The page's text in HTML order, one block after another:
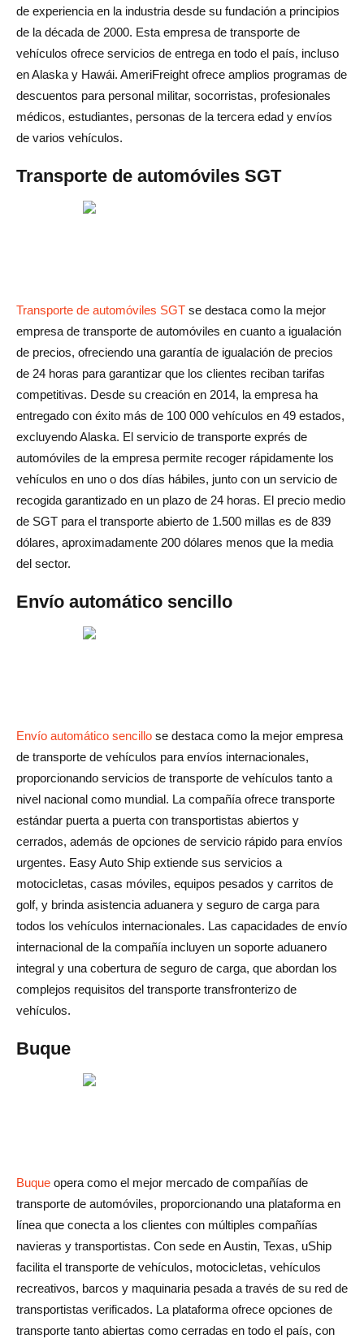
de experiencia en la industria desde su fundación a principios
de la década de 2000. Esta empresa de transporte de
vehículos ofrece servicios de entrega en todo el país, incluso
en Alaska y Hawái. AmeriFreight ofrece amplios programas de
descuentos para personal militar, socorristas, profesionales
médicos, estudiantes, personas de la tercera edad y envíos
de varios vehículos.
Transporte de automóviles SGT
Transporte de automóviles SGT se destaca como la mejor
empresa de transporte de automóviles en cuanto a igualación
de precios, ofreciendo una garantía de igualación de precios
de 24 horas para garantizar que los clientes reciban tarifas
competitivas. Desde su creación en 2014, la empresa ha
entregado con éxito más de 100 000 vehículos en 49 estados,
excluyendo Alaska. El servicio de transporte exprés de
automóviles de la empresa permite recoger rápidamente los
vehículos en uno o dos días hábiles, junto con un servicio de
recogida garantizado en un plazo de 24 horas. El precio medio
de SGT para el transporte abierto de 1.500 millas es de 839
dólares, aproximadamente 200 dólares menos que la media
del sector.
Envío automático sencillo
Envío automático sencillo se destaca como la mejor empresa
de transporte de vehículos para envíos internacionales,
proporcionando servicios de transporte de vehículos tanto a
nivel nacional como mundial. La compañía ofrece transporte
estándar puerta a puerta con transportistas abiertos y
cerrados, además de opciones de servicio rápido para envíos
urgentes. Easy Auto Ship extiende sus servicios a
motocicletas, casas móviles, equipos pesados y carritos de
golf, y brinda asistencia aduanera y seguro de carga para
todos los vehículos internacionales. Las capacidades de envío
internacional de la compañía incluyen un soporte aduanero
integral y una cobertura de seguro de carga, que abordan los
complejos requisitos del transporte transfronterizo de
vehículos.
Buque
Buque opera como el mejor mercado de compañías de
transporte de automóviles, proporcionando una plataforma en
línea que conecta a los clientes con múltiples compañías
navieras y transportistas. Con sede en Austin, Texas, uShip
facilita el transporte de vehículos, motocicletas, vehículos
recreativos, barcos y maquinaria pesada a través de su red de
transportistas verificados. La plataforma ofrece opciones de
transporte tanto abiertas como cerradas en todo el país, con